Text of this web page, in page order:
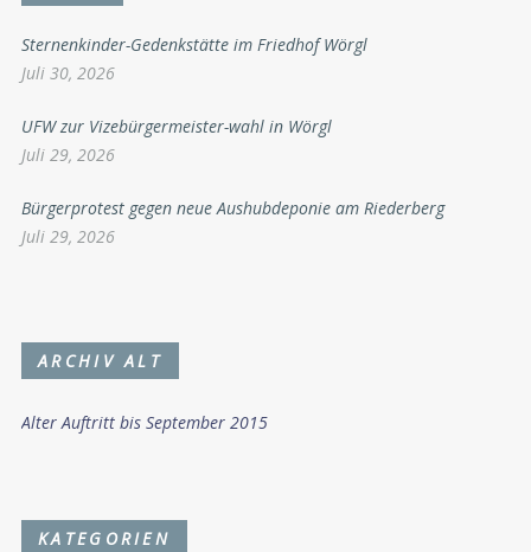
Sternenkinder-Gedenkstätte im Friedhof Wörgl
Juli 30, 2026
UFW zur Vizebürgermeister-wahl in Wörgl
Juli 29, 2026
Bürgerprotest gegen neue Aushubdeponie am Riederberg
Juli 29, 2026
ARCHIV ALT
Alter Auftritt bis September 2015
KATEGORIEN